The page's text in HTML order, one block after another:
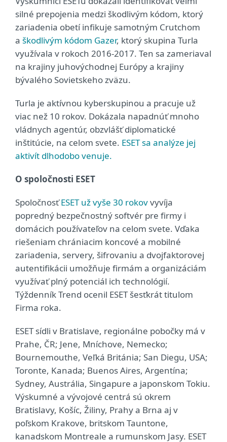
silné prepojenia medzi škodlivým kódom, ktorý
zariadenia obetí infikuje samotným Crutchom
a škodlivým kódom Gazer, ktorý skupina Turla
využívala v rokoch 2016-2017. Ten sa zameriaval
na krajiny juhovýchodnej Európy a krajiny
bývalého Sovietskeho zväzu.
Turla je aktívnou kyberskupinou a pracuje už
viac než 10 rokov. Dokázala napadnúť mnoho
vládnych agentúr, obzvlášť diplomatické
inštitúcie, na celom svete. ESET sa analýze jej
aktivít dlhodobo venuje.
O spoločnosti ESET
SpoločnosťESET už vyše 30 rokovvyvíja
popredný bezpečnostný softvér pre firmy i
domácich používateľov na celom svete. Vďaka
riešeniam chrániacim koncové a mobilné
zariadenia, servery, šifrovaniu a dvojfaktorovej
autentifikácii umožňuje firmám a organizáciám
využívať plný potenciál ich technológií.
Týždenník Trend ocenil ESET šesťkrát titulom
Firma roka.
ESET sídli v Bratislave, regionálne pobočky má v
Prahe, ČR; Jene, Mníchove, Nemecko;
Bournemouthe, Veľká Británia; San Diegu, USA;
Toronte, Kanada; Buenos Aires, Argentína;
Sydney, Austrália, Singapure a japonskom Tokiu.
Výskumné a vývojové centrá sú okrem
Bratislavy, Košíc, Žiliny, Prahy a Brna aj v
poľskom Krakove, britskom Tauntone,
kanadskom Montreale a rumunskom Jasy. ESET